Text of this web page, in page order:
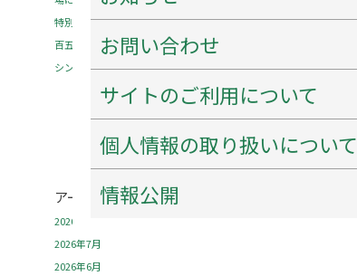
お問い合わせ
サイトのご利用について
個人情報の取り扱いについて
情報公開
特別企画「花押（サイン）を作ろう！書こう！」 開催のご案内
百五銀行✖石水博物館 「コーポレーションデー」を開催します！
シンポジウム「西来寺の宝物の魅力にせまる」を開催します！
アーカイブ
2026年8月
2026年7月
2026年6月